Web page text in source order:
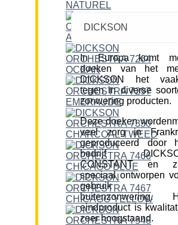
DICKSON
In Europa komt
doeken van het
DICKSON het
tegen in diverse
zonwering producten.
Deze doeken
veel zorg in
geproduceerd door
bedrijf
CONSTANT en
speciaal ontworpen
gebruik
buitenzonwering.
eindproduct is
zeer hoogstaand.